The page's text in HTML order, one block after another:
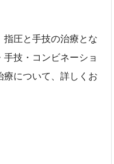
圧と手技の治療とな
技・コンビネーショ
療について、詳しくお